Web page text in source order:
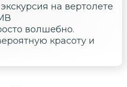
на вертолете
волшебно.
красоту и